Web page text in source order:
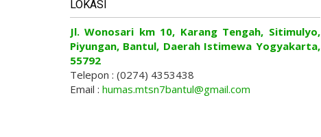
LOKASI
Jl. Wonosari km 10, Karang Tengah, Sitimulyo,
Piyungan, Bantul, Daerah Istimewa Yogyakarta,
55792
Telepon : (0274) 4353438
Email : humas.mtsn7bantul@gmail.com